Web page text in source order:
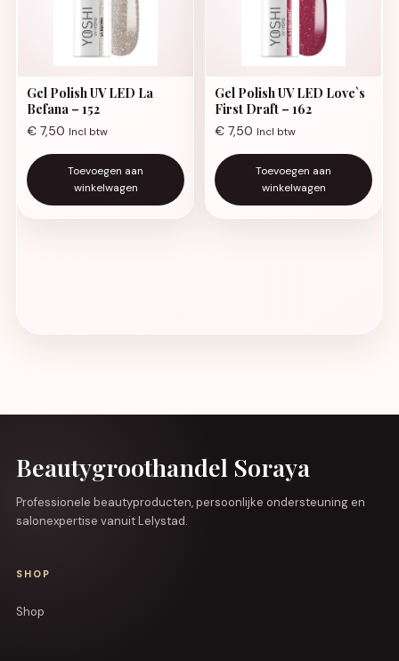
Gel Polish UV LED La
Befana – 152
€ 7,50 Incl btw
Toevoegen aan
winkelwagen
Gel Polish UV LED Love`s
First Draft – 162
€ 7,50 Incl btw
Toevoegen aan
winkelwagen
Beautygroothandel Soraya
Professionele beautyproducten, persoonlijke ondersteuning en
salonexpertise vanuit Lelystad.
SHOP
Shop